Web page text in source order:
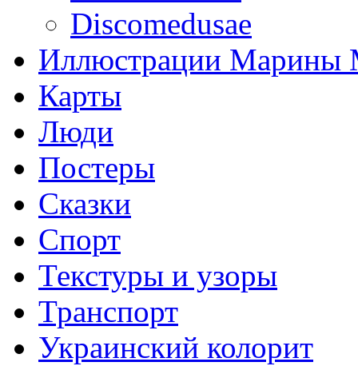
Discomedusae
Иллюстрации Марины
Карты
Люди
Постеры
Сказки
Спорт
Текстуры и узоры
Транспорт
Украинский колорит